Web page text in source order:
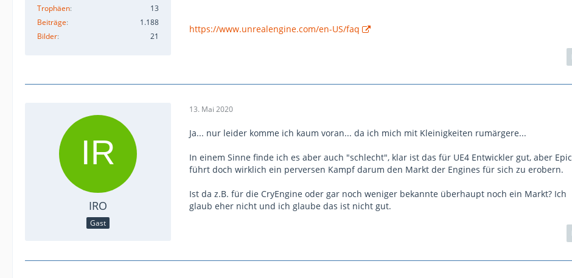
Trophäen
13
Beiträge
1.188
Bilder
21
https://www.unrealengine.com/en-US/faq
IRO
Gast
13. Mai 2020
Ja... nur leider komme ich kaum voran... da ich mich mit Kleinigkeiten rumärgere...
In einem Sinne finde ich es aber auch "schlecht", klar ist das für UE4 Entwickler gut, aber Epic
führt doch wirklich ein perversen Kampf darum den Markt der Engines für sich zu erobern.
Ist da z.B. für die CryEngine oder gar noch weniger bekannte überhaupt noch ein Markt? Ich
glaub eher nicht und ich glaube das ist nicht gut.